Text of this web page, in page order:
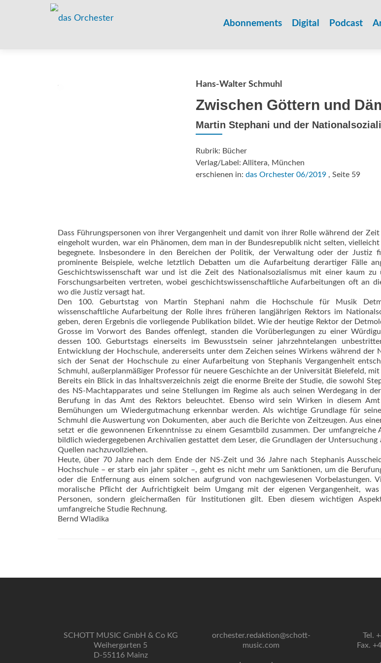
Abonnements Digital Podcast
Hans-Walter Schmuhl
Zwischen Göttern und
Martin Stephani und der
Rubrik: Bücher
Verlag/Label: Allitera, München
erschienen in: das Orchester 06/2019, Seite 59
Dass Führungspersonen von ihrer Vergangenheit und damit von ihrer Rolle während der
eingeholt wurden, war ein Phänomen, dem man in der Bundesrepublik nicht selten,
begegnete. Insbesondere in den Bereichen der Politik, der Verwaltung oder der Justiz
prominente Beispiele, welche letztlich Debatten um die Aufarbeitung derartiger Fälle
Geschichtswissenschaft war und ist die Zeit des Nationalsozialismus mit einer kaum zu
Forschungsarbeiten vertreten, wobei geschichtswissenschaftliche Aufarbeitungen oft an
wo die Justiz versagt hat.
Den 100. Geburtstag von Martin Stephani nahm die Hochschule für Musik
wissenschaftliche Aufarbeitung der Rolle ihres früheren langjährigen Rektors im
geben, deren Ergebnis die vorliegende Publikation bildet. Wie der heutige Rektor der
Grosse im Vorwort des Bandes offenlegt, standen die Vorüberlegungen zu einer
dessen 100. Geburtstags einerseits im Bewusstsein seiner jahrzehntelangen
Entwicklung der Hochschule, andererseits unter dem Zeichen seines Wirkens während der
sich der Senat der Hochschule zu einer Aufarbeitung von Stephanis Vergangenheit
Schmuhl, außerplanmäßiger Professor für neuere Geschichte an der Universität Bielefeld,
Bereits ein Blick in das Inhaltsverzeichnis zeigt die enorme Breite der Studie, die sowohl
des NS-Machtapparates und seine Stellungen im Regime als auch seinen Werdegang in
Berufung in das Amt des Rektors beleuchtet. Ebenso wird sein Wirken in diesem
Bemühungen um Wiedergutmachung erkennbar werden. Als wichtige Grundlage für
Schmuhl die Auswertung von Dokumenten, aber auch die Berichte von Zeitzeugen. Aus
setzt er die gewonnenen Erkenntnisse zu einem Gesamtbild zusammen. Der
bildlich wiedergegebenen Archivalien gestattet dem Leser, die Grundlagen der
Quellen nachzuvollziehen.
Heute, über 70 Jahre nach dem Ende der NS-Zeit und 36 Jahre nach Stephanis
Hochschule – er starb ein jahr später –, geht es nicht mehr um Sanktionen, um die
oder die Entfernung aus einem solchen aufgrund von nachgewiesenen Vorbelastungen.
moralische Pflicht der Aufrichtigkeit beim Umgang mit der eigenen Vergangenheit,
Personen, sondern gleichermaßen für Institutionen gilt. Eben diesem wichtigen
umfangreiche Studie Rechnung.
Bernd Wladika
SCHOTT MUSIC GmbH & Co KG
Weihergarten 5
D-55116 Mainz
orchester.redaktion@schott-
music.com
Tel.
Fax.